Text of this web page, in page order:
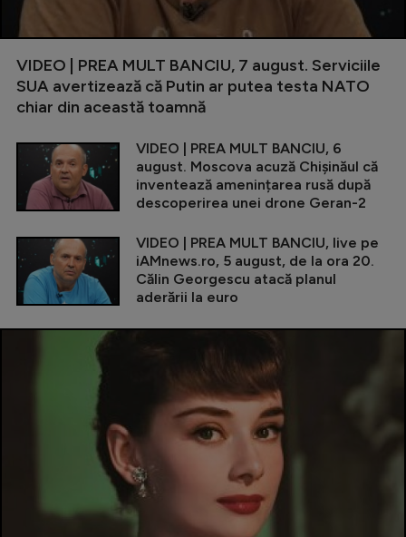
VIDEO | PREA MULT BANCIU, 7 august. Serviciile
SUA avertizează că Putin ar putea testa NATO
chiar din această toamnă
VIDEO | PREA MULT BANCIU, 6
august. Moscova acuză Chișinăul că
inventează amenințarea rusă după
descoperirea unei drone Geran-2
VIDEO | PREA MULT BANCIU, live pe
iAMnews.ro, 5 august, de la ora 20.
Călin Georgescu atacă planul
aderării la euro